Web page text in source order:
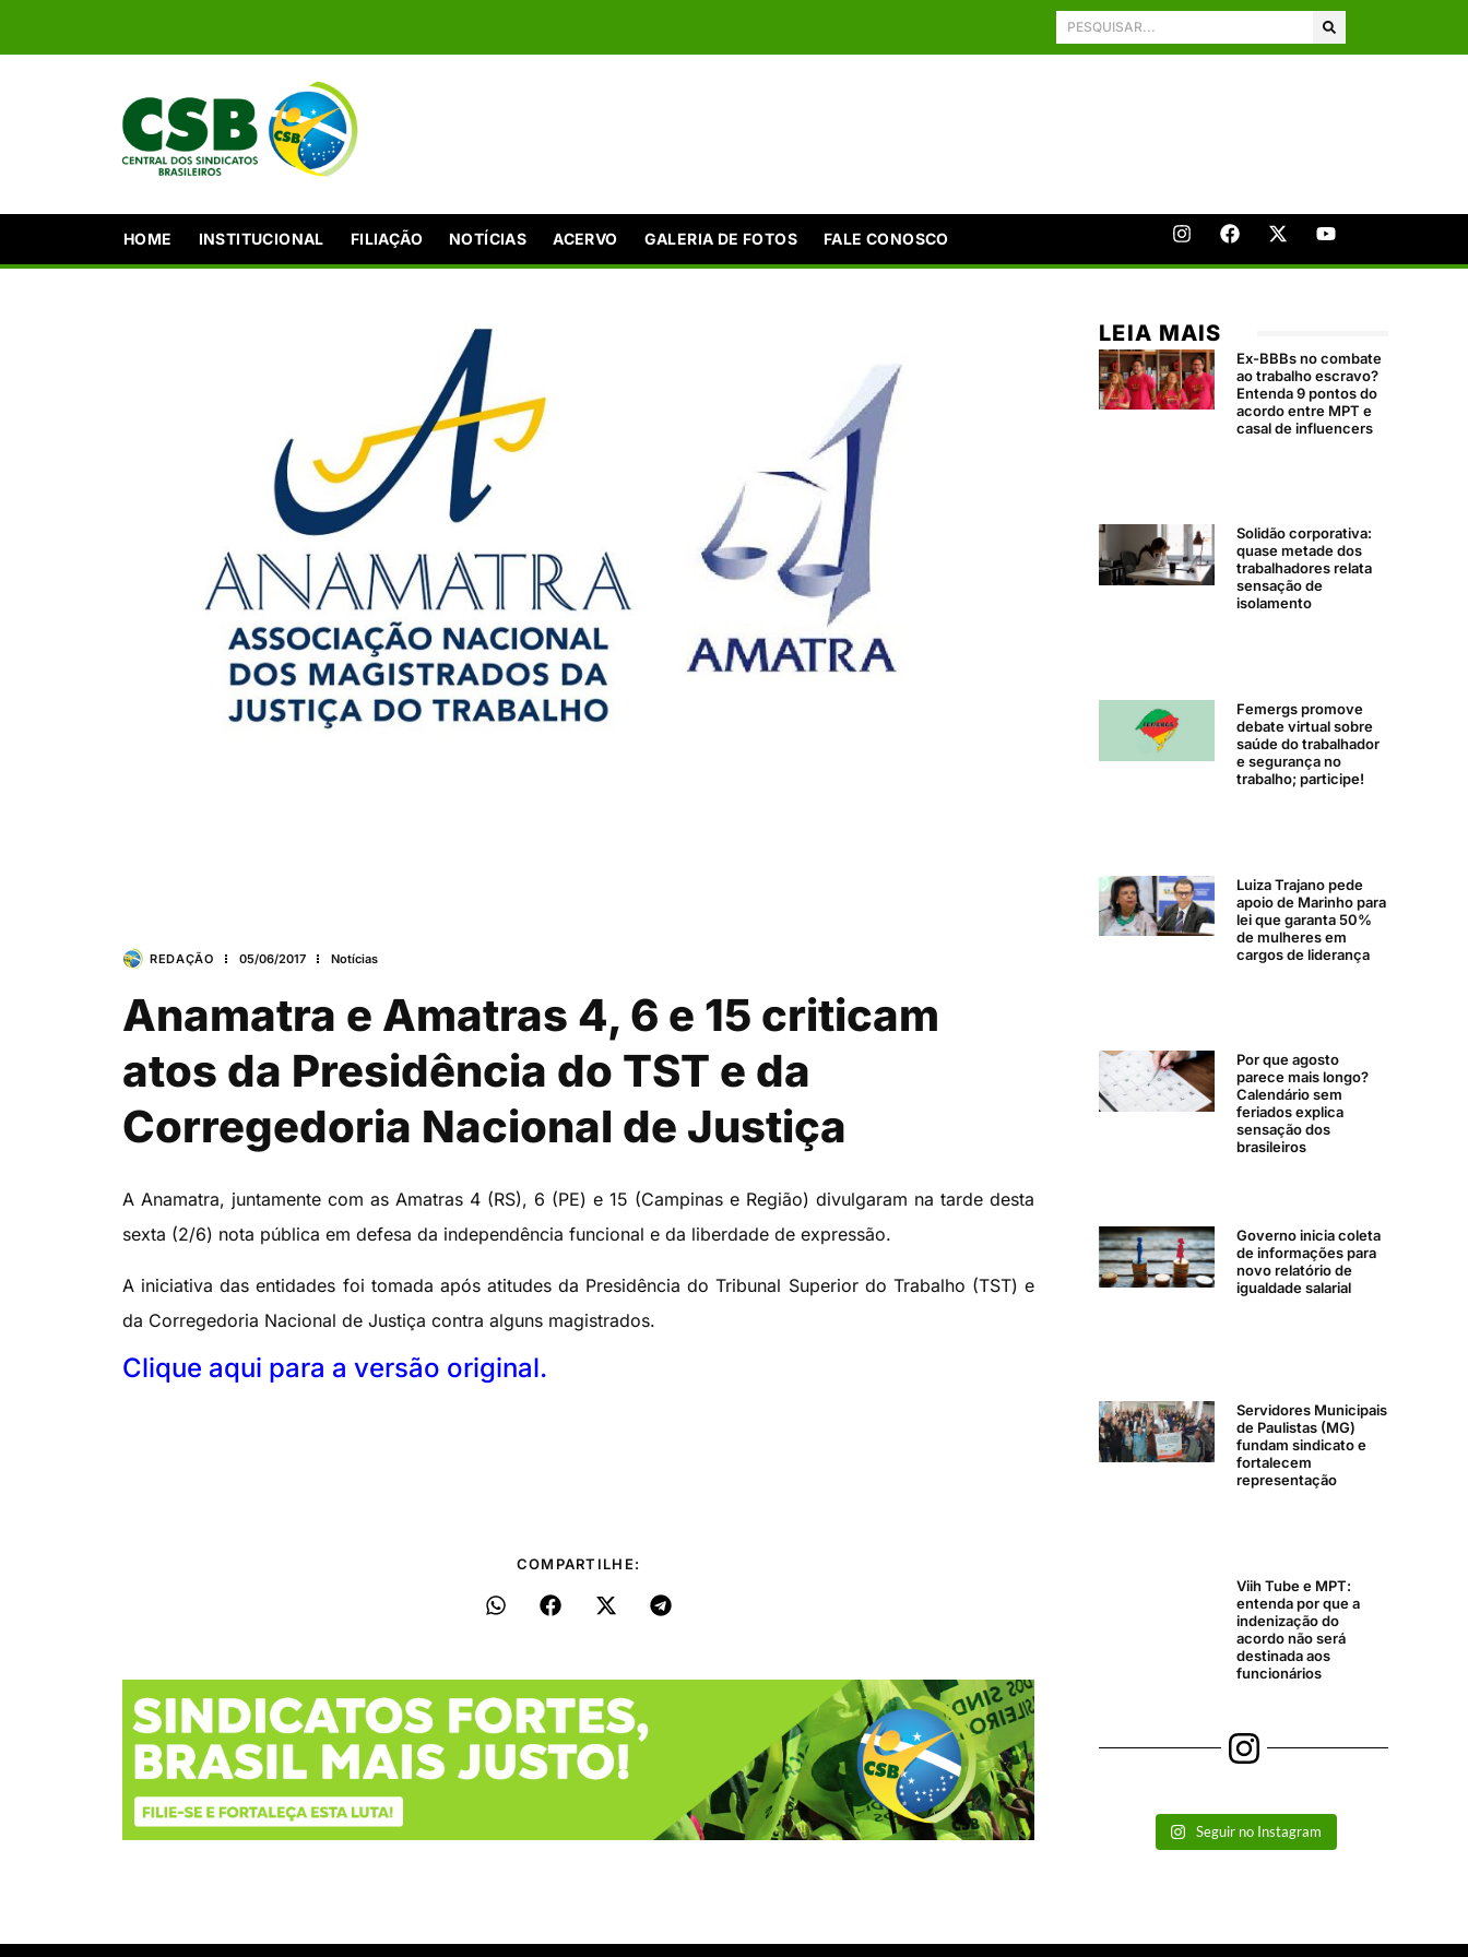
HOME INSTITUCIONAL FILIAÇÃO NOTÍCIAS ACERVO GALERIA DE FOTOS FALE CONOSCO
REDAÇÃO 05/06/2017 Notícias
Anamatra e Amatras 4, 6 e 15 criticam
atos da Presidência do TST e da
Corregedoria Nacional de Justiça
A Anamatra, juntamente com as Amatras 4 (RS), 6 (PE) e 15 (Campinas e Região) divulgaram na tarde desta
sexta (2/6) nota pública em defesa da independência funcional e da liberdade de expressão.
A iniciativa das entidades foi tomada após atitudes da Presidência do Tribunal Superior do Trabalho (TST) e
da Corregedoria Nacional de Justiça contra alguns magistrados.
Clique aqui para a versão original.
COMPARTILHE:
LEIA MAIS
Ex-BBBs no combate
ao trabalho escravo?
Entenda 9 pontos do
acordo entre MPT e
casal de influencers
Solidão corporativa:
quase metade dos
trabalhadores relata
sensação de
isolamento
Femergs promove
debate virtual sobre
saúde do trabalhador
e segurança no
trabalho; participe!
Luiza Trajano pede
apoio de Marinho para
lei que garanta 50%
de mulheres em
cargos de liderança
Por que agosto
parece mais longo?
Calendário sem
feriados explica
sensação dos
brasileiros
Governo inicia coleta
de informações para
novo relatório de
igualdade salarial
Servidores Municipais
de Paulistas (MG)
fundam sindicato e
fortalecem
representação
Viih Tube e MPT:
entenda por que a
indenização do
acordo não será
destinada aos
funcionários
Seguir no Instagram